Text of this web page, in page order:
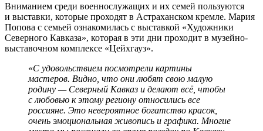
Вниманием среди военнослужащих и их семей пользуются
и выставки, которые проходят в Астраханском кремле. Мария
Попова с семьей ознакомилась с выставкой «Художники
Северного Кавказа», которая в эти дни проходит в музейно-
выставочном комплексе «Цейхгауз».
«С удовольствием посмотрели картины
мастеров. Видно, что они любят свою малую
родину — Северный Кавказ и делают всё, чтобы
с любовью к этому региону относились все
россияне. Это невероятное богатство красок,
очень эмоциональная живопись и графика. Многие